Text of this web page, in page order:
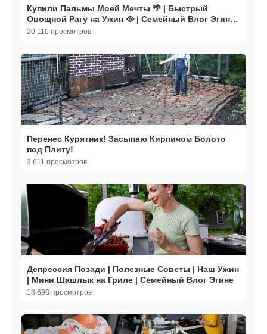
Купили Пальмы Моей Мечты 🌴 | Быстрый
Овощной Рагу на Ужин 🥘 | Семейный Влог Эгине |
Heghineh
20 110 просмотров
Перенес Курятник! Засыпаю Кирпичом Болото
под Плиту!
3 611 просмотров
Депрессия Позади | Полезные Советы | Наш Ужин
| Мини Шашлык на Гриле | Семейный Влог Эгине
18 698 просмотров